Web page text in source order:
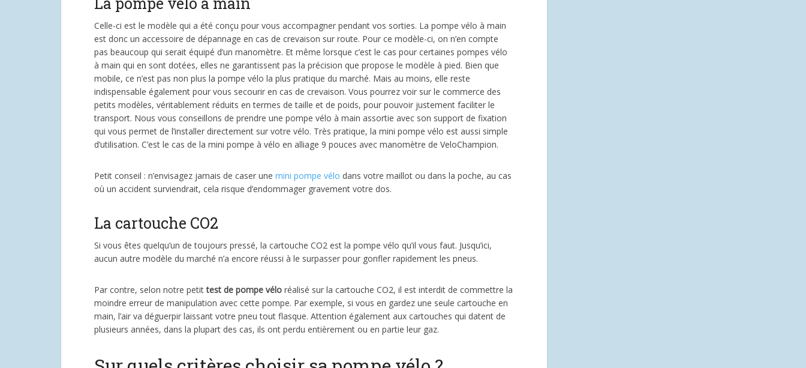
Celle-ci est le modèle qui a été conçu pour vous accompagner pendant vos sorties. La pompe vélo à main
est donc un accessoire de dépannage en cas de crevaison sur route. Pour ce modèle-ci, on n’en compte
pas beaucoup qui serait équipé d’un manomètre. Et même lorsque c’est le cas pour certaines pompes vélo
à main qui en sont dotées, elles ne garantissent pas la précision que propose le modèle à pied. Bien que
mobile, ce n’est pas non plus la pompe vélo la plus pratique du marché. Mais au moins, elle reste
indispensable également pour vous secourir en cas de crevaison. Vous pourrez voir sur le commerce des
petits modèles, véritablement réduits en termes de taille et de poids, pour pouvoir justement faciliter le
transport. Nous vous conseillons de prendre une pompe vélo à main assortie avec son support de fixation
qui vous permet de l’installer directement sur votre vélo. Très pratique, la mini pompe vélo est aussi simple
d’utilisation. C’est le cas de la mini pompe à vélo en alliage 9 pouces avec manomètre de VeloChampion.
Petit conseil : n’envisagez jamais de caser une mini pompe vélo dans votre maillot ou dans la poche, au cas
où un accident surviendrait, cela risque d’endommager gravement votre dos.
La cartouche CO2
Si vous êtes quelqu’un de toujours pressé, la cartouche CO2 est la pompe vélo qu’il vous faut. Jusqu’ici,
aucun autre modèle du marché n’a encore réussi à le surpasser pour gonfler rapidement les pneus.
Par contre, selon notre petittest de pompe vélo réalisé sur la cartouche CO2, il est interdit de commettre la
moindre erreur de manipulation avec cette pompe. Par exemple, si vous en gardez une seule cartouche en
main, l’air va déguerpir laissant votre pneu tout flasque. Attention également aux cartouches qui datent de
plusieurs années, dans la plupart des cas, ils ont perdu entièrement ou en partie leur gaz.